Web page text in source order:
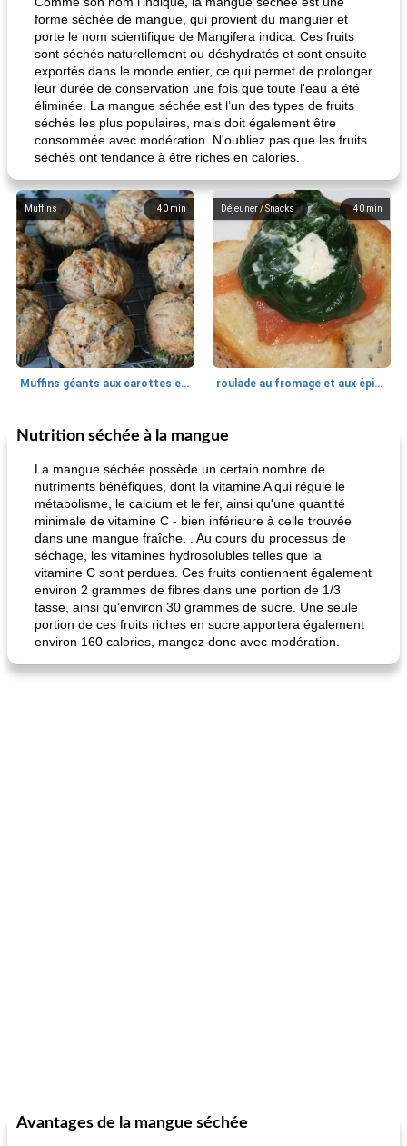
forme séchée de mangue, qui provient du manguier et
porte le nom scientifique de Mangifera indica. Ces fruits
sont séchés naturellement ou déshydratés et sont ensuite
exportés dans le monde entier, ce qui permet de prolonger
leur durée de conservation une fois que toute l'eau a été
éliminée. La mangue séchée est l’un des types de fruits
séchés les plus populaires, mais doit également être
consommée avec modération. N'oubliez pas que les fruits
séchés ont tendance à être riches en calories.
40 min
Muffins
Muffins géants aux carottes et à la banane de Nif
40 min
Déjeuner / Snacks
roulade au fromage et aux épinards
30 min
Marques de confiance: recettes et
fiesta tostadas
Viande et volaille
le méga's jopp joes
Nutrition séchée à la mangue
La mangue séchée possède un certain nombre de
nutriments bénéfiques, dont la vitamine A qui régule le
métabolisme, le calcium et le fer, ainsi qu'une quantité
minimale de vitamine C - bien inférieure à celle trouvée
dans une mangue fraîche. . Au cours du processus de
séchage, les vitamines hydrosolubles telles que la
vitamine C sont perdues. Ces fruits contiennent également
environ 2 grammes de fibres dans une portion de 1/3
tasse, ainsi qu’environ 30 grammes de sucre. Une seule
portion de ces fruits riches en sucre apportera également
environ 160 calories, mangez donc avec modération.
Avantages de la mangue séchée